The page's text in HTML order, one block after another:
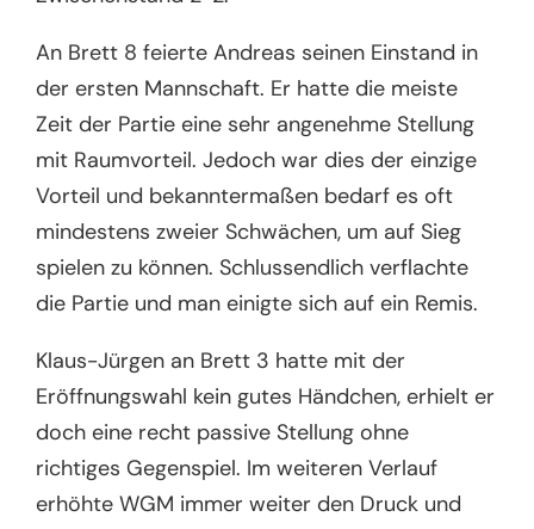
An Brett 8 feierte Andreas seinen Einstand in
der ersten Mannschaft. Er hatte die meiste
Zeit der Partie eine sehr angenehme Stellung
mit Raumvorteil. Jedoch war dies der einzige
Vorteil und bekanntermaßen bedarf es oft
mindestens zweier Schwächen, um auf Sieg
spielen zu können. Schlussendlich verflachte
die Partie und man einigte sich auf ein Remis.
Klaus-Jürgen an Brett 3 hatte mit der
Eröffnungswahl kein gutes Händchen, erhielt er
doch eine recht passive Stellung ohne
richtiges Gegenspiel. Im weiteren Verlauf
erhöhte WGM immer weiter den Druck und